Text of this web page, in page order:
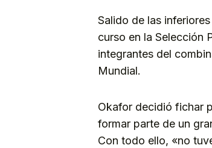
Salido de las
curso en la Selección
integrantes del
Mundial.
Okafor decidió fichar
formar parte de un
Con todo ello, «no